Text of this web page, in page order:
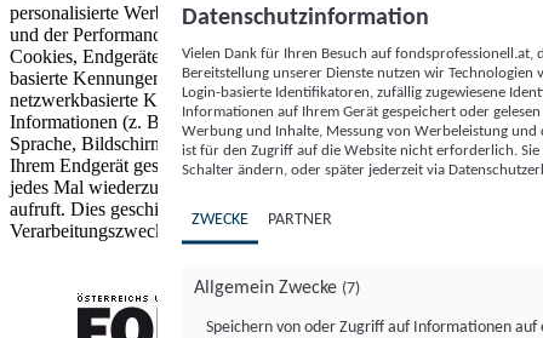
personalisierte Werbung und Inhalte, Messung von Werbeleistung
und der Performance von Inhalten sowie Zielgruppenforschung.
Cookies, Endgeräte- oder ähnliche Online-Kennungen (z. B. login-
basierte Kennungen, zufällig generierte Kennungen,
netzwerkbasierte Kennungen) können zusammen mit anderen
Informationen (z. B. Browsertyp und Browserinformationen,
Sprache, Bildschirmgröße, unterstützte Technologien usw.) auf
Ihrem Endgerät gespeichert oder von dort ausgelesen werden, um es
jedes Mal wiederzuerkennen, wenn es eine App oder einer Webseite
aufruft. Dies geschieht für einen oder mehrere der hier aufgeführten
Verarbeitungszwecke.
Datenschutzinformation
Vielen Dank für Ihren Besuch auf
Bereitstellung unserer Dienste nutzen wir Technologien
Login-basierte Identifikatoren, zufällig zugewiesene
Informationen auf Ihrem Gerät gespeichert oder
Werbung und Inhalte, Messung von Werbeleistung
ist für den Zugriff auf die Website nicht erforderlich.
Schalter ändern, oder später jederzeit via
ZWECKE PARTNER
Allgemein Zwecke (7)
Speichern von oder Zugriff auf Informationen auf